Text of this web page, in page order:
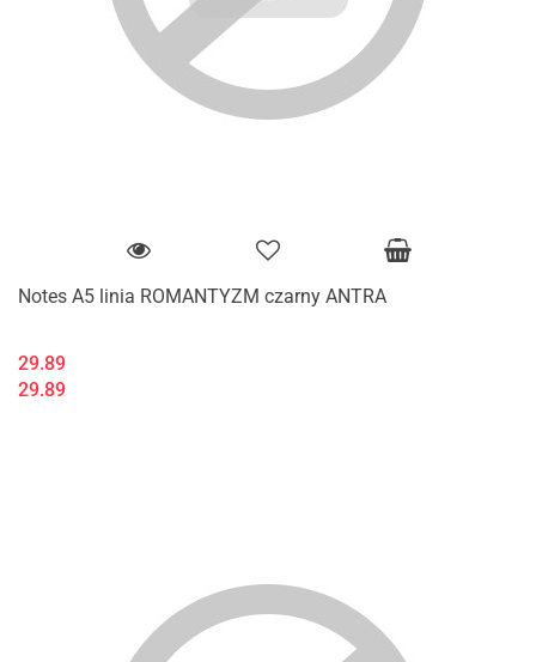
Notes A5 linia ROMANTYZM czarny ANTRA
29.89
29.89